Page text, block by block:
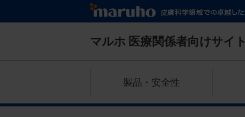
イ
ツ
マルホ 医療関係者向けサイト
ー
製品・安全性